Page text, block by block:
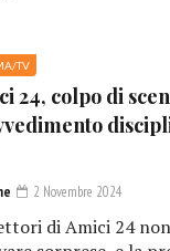
TV
24, colpo di
2 Novembre 2024
di Amici 24